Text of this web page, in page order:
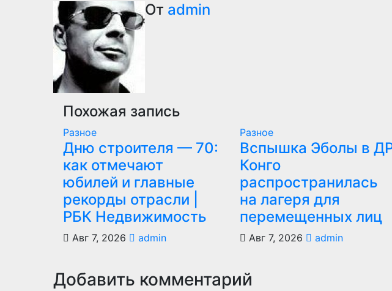
по
записям
От admin
Похожая запись
Разное
Дню строителя — 70:
как отмечают
юбилей и главные
рекорды отрасли |
РБК Недвижимость
Авг 7, 2026 admin
Разное
Вспышка Эболы в
Конго
распространилась
на лагеря для
перемещенных лиц
Авг 7, 2026 admin
Добавить комментарий